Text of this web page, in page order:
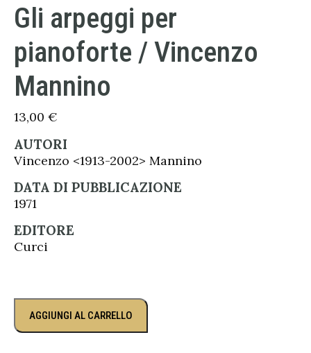
Gli arpeggi per
pianoforte / Vincenzo
Mannino
13,00 €
AUTORI
Vincenzo <1913-2002> Mannino
DATA DI PUBBLICAZIONE
1971
EDITORE
Curci
AGGIUNGI AL CARRELLO